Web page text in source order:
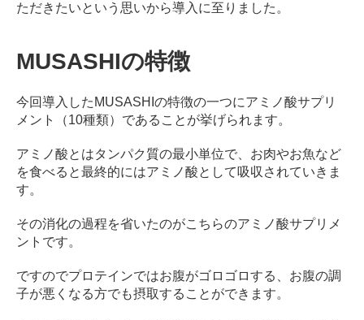
ただきたいという思いから導入に至りました。
MUSASHIの特徴
今回導入したMUSASHIの特徴の一つにアミノ酸サプリ
メント（10種類）であることが挙げられます。
アミノ酸とはタンパク質の最小単位で、お肉やお魚など
を食べると最終的にはアミノ酸として吸収されていきま
す。
その消化の過程を省いたのがこちらのアミノ酸サプリメ
ントです。
ですのでプロテインではお腹がゴロゴロする、お腹の調
子が悪くなる方でも摂取することができます。